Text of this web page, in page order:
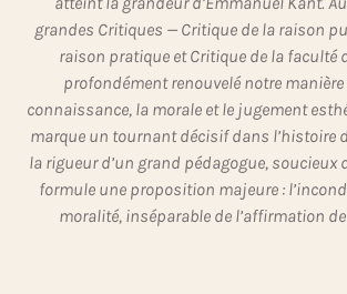
grandes Critiques — Critique de la raison
raison pratique et Critique de la faculté
profondément renouvelé notre manière
connaissance, la morale et le jugement
marque un tournant décisif dans l’histoire
la rigueur d’un grand pédagogue,
formule une proposition majeure :
moralité, inséparable de l’affirmation